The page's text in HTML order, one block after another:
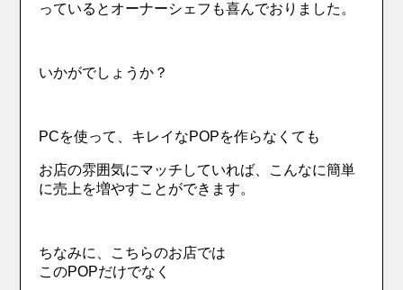
っているとオーナーシェフも喜んでおりました。
いかがでしょうか？
PCを使って、キレイなPOPを作らなくても
お店の雰囲気にマッチしていれば、こんなに簡単
に売上を増やすことができます。
ちなみに、こちらのお店では
このPOPだけでなく